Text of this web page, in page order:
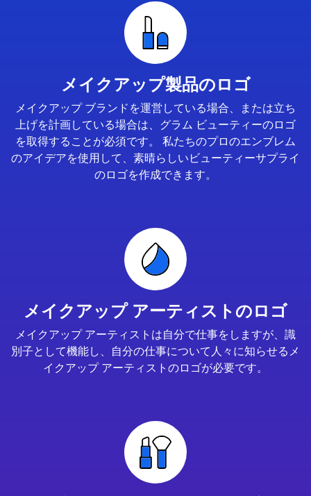
メイクアップ製品のロゴ
メイクアップ ブランドを運営している場合、または立ち
上げを計画している場合は、グラム ビューティーのロゴ
を取得することが必須です。 私たちのプロのエンブレム
のアイデアを使用して、素晴らしいビューティーサプライ
のロゴを作成できます。
メイクアップ アーティストのロゴ
メイクアップ アーティストは自分で仕事をしますが、識
別子として機能し、自分の仕事について人々に知らせるメ
イクアップ アーティストのロゴが必要です。